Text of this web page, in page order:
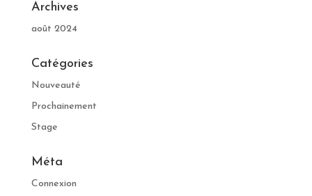
Archives
août 2024
Catégories
Nouveauté
Prochainement
Stage
Méta
Connexion